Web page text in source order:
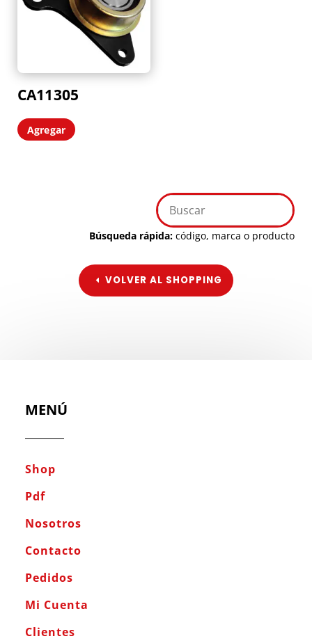
CA11305
Agregar
Búsqueda rápida: código, marca o producto
VOLVER AL SHOPPING
MENÚ
Shop
Pdf
Nosotros
Contacto
Pedidos
Mi Cuenta
Clientes